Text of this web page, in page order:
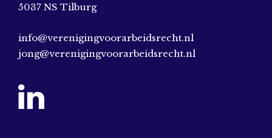
5037 NS Tilburg
info@verenigingvoorarbeidsrecht.nl
jong@verenigingvoorarbeidsrecht.nl